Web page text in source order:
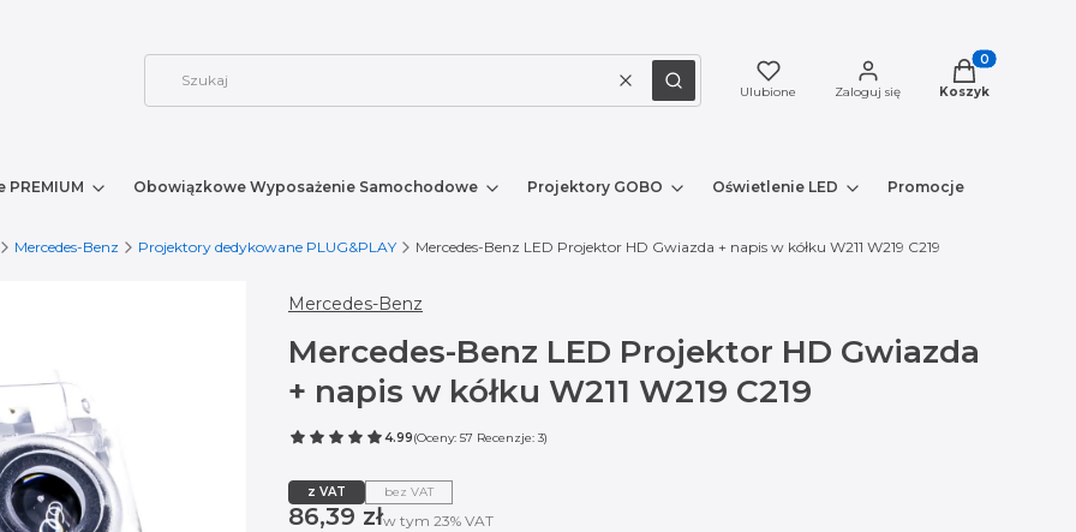
WyczyśćSzukaj Ulubione Zaloguj się
Produkty w
Koszyk
Obowiązkowe Wyposażenie Samochodowe Projektory GOBO Oświetlenie LED Promocje
Mercedes-Benz Projektory dedykowane PLUG&PLAY Mercedes-Benz LED Projektor HD Gwiazda + napis w kółku W211 W219 C219
Mercedes-Benz
Mercedes-Benz LED Projektor HD Gwiazda
+ napis w kółku W211 W219 C219
4.99(Oceny: 57 Recenzje: 3)
z VAT bez VAT
Cena
86,39 złw tym 23% VAT
w tym 23% VAT